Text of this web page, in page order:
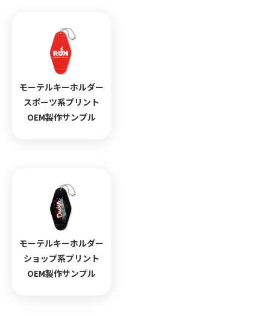
モーテルキーホルダー
スポーツ系プリント
OEM製作サンプル
モーテルキーホルダー
ショップ系プリント
OEM製作サンプル